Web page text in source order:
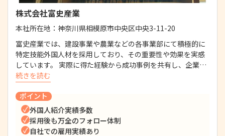
株式会社富史産業
本社所在地： 神奈川県相模原市中央区中央3-11-20
富史産業では、建設事業や農業などの各事業部にて積極的に
特定技能外国人材を採用しており、その重要性や効果を実感
しています。 実際に得た経験から成功事例を共有し、企業…
続きを読む
ポイント
外国人紹介実績多数
採用後も万全のフォロー体制
自社での雇用実績あり